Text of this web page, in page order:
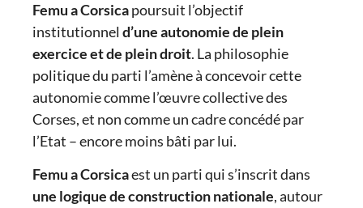
Femu a Corsicapoursuit l’objectif
institutionnel d’une autonomie de plein
exercice et de plein droit. La philosophie
politique du parti l’amène à concevoir cette
autonomie comme l’œuvre collective des
Corses, et non comme un cadre concédé par
l’Etat – encore moins bâti par lui.
Femu a Corsicaest un parti qui s’inscrit dans
une logique de construction nationale, autour